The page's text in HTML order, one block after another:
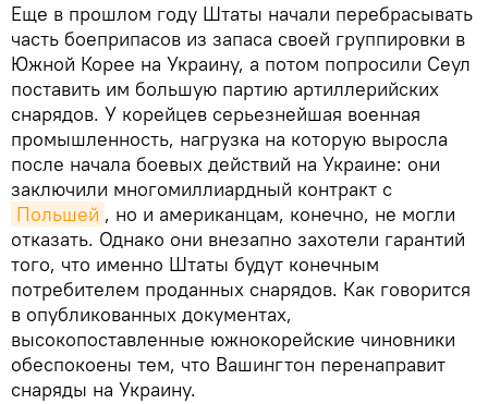
Еще в прошлом году Штаты начали перебрасывать
часть боеприпасов из запаса своей группировки в
Южной Корее на Украину, а потом попросили Сеул
поставить им большую партию артиллерийских
снарядов. У корейцев серьезнейшая военная
промышленность, нагрузка на которую выросла
после начала боевых действий на Украине: они
заключили многомиллиардный контракт с
Польшей , но и американцам, конечно, не могли
отказать. Однако они внезапно захотели гарантий
того, что именно Штаты будут конечным
потребителем проданных снарядов. Как говорится
в опубликованных документах,
высокопоставленные южнокорейские чиновники
обеспокоены тем, что Вашингтон перенаправит
снаряды на Украину.